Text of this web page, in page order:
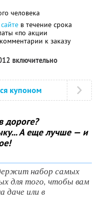
человека
сайте в течение срока
«по акции
к заказу
включительно
купоном
дороге?
А еще лучше — и
набор самых
для того, чтобы вам
даче или в